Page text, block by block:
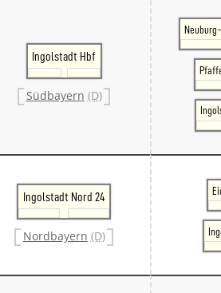
Ingolstadt Hbf
Südbayern (D)
Ingolstadt Nord 24
Nordbayern (D)